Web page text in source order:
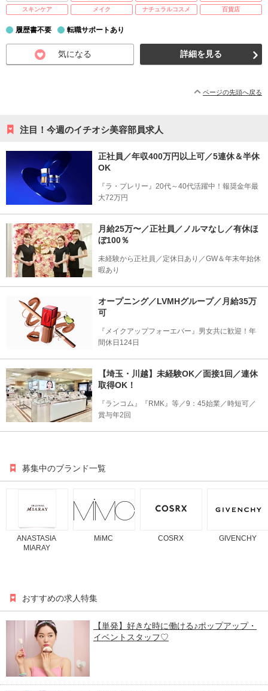
スキンケア
メイク ナチュラルコスメ 百貨店
履歴書不要 転職サポートあり
気になる 詳細を見る
ページの先頭へ戻る
注目！今週のイチオシ美容部員求人
正社員／年収400万円以上可／5連休＆半休
OK
『ラ・プレリー』20代～40代活躍中！報奨金年最
大72万円
月給25万〜／正社員／ノルマなし／有休ほ
ぼ100％
未経験から正社員／定休日あり／GW＆年末年始休
暇あり
オープニング／LVMHグループ／月給35万
可
『メイクアップフォーエバー』男女共に歓迎！年
間休日124日
【埼玉・川越】未経験OK／面接1回／連休
取得OK！
『ランコム』『RMK』等／9：45始業／時短可／
賞与年2回
募集中のブランド一覧
ANASTASIA
MIARAY
MiMC COSRX GIVENCHY
おすすめの求人特集
【単発】好きな時に働ける♪ポップアップ・
イベントスタッフ♡